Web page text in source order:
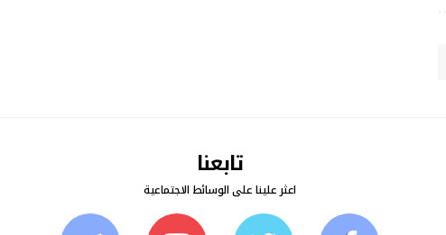
تابعنا
اعثر علينا على الوسائط الاجتماعية